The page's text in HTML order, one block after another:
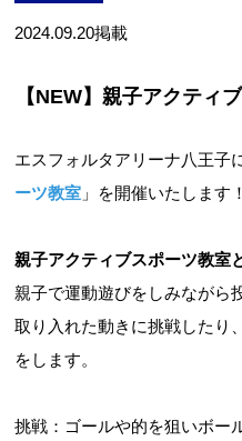
2024.09.20掲載
【NEW】親子アクティ
エスフォルタアリーナ八王子
ーツ教室 」を開催いたします！
親子アクティブスポーツ教室
親子で運動遊びをしみながら
取り入れた動きに挑戦したり
をします。
挑戦：ゴールや的を狙いボー